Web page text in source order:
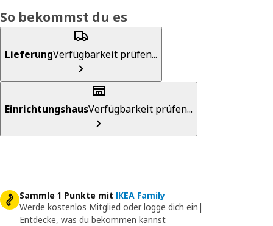
So bekommst du es
LieferungVerfügbarkeit prüfen...
EinrichtungshausVerfügbarkeit prüfen...
Sammle 1 Punkte mit IKEA Family
Werde kostenlos Mitglied oder logge dich ein |
Entdecke, was du bekommen kannst